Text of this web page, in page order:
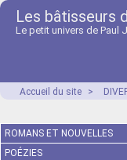
Les bâtisseurs
Le petit univers de Paul
Accueil du site >
ROMANS ET NOUVELLES
POÉZIES